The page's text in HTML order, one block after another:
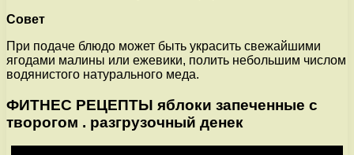
Совет
При подаче блюдо может быть украсить свежайшими
ягодами малины или ежевики, полить небольшим числом
водянистого натурального меда.
ФИТНЕС РЕЦЕПТЫ яблоки запеченные с
творогом . разгрузочный денек